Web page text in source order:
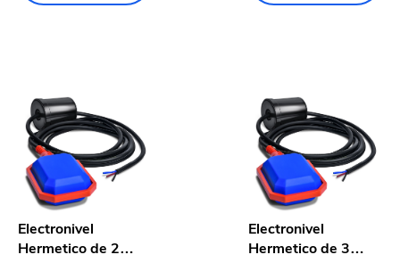
Electronivel
Hermetico de 2
Electronivel
Hermetico de 3